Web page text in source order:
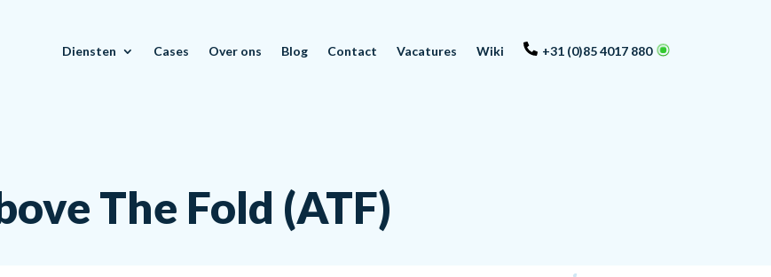
Diensten Cases Over ons Blog Contact Vacatures Wiki +31 (0)85 4017 880
The Fold (ATF)